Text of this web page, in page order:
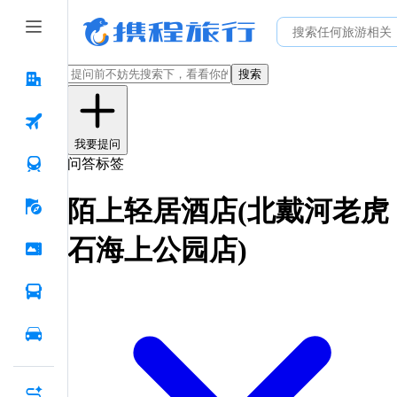
搜索
我要提问
问答标签
陌上轻居酒店(北戴河老虎
石海上公园店)